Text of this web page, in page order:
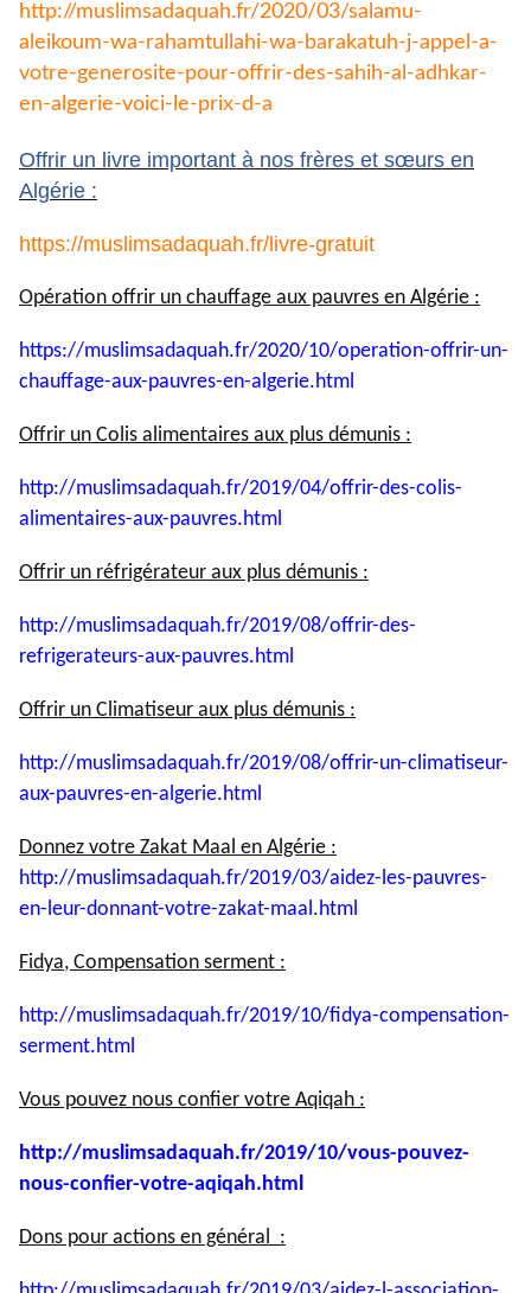
http://muslimsadaquah.fr/2020/03/salamu-
aleikoum-wa-rahamtullahi-wa-barakatuh-j-appel-a-
votre-generosite-pour-offrir-des-sahih-al-adhkar-
en-algerie-voici-le-prix-d-a
Offrir un livre important à nos frères et sœurs en
Algérie :
https://muslimsadaquah.fr/ livre-gratuit
Opération offrir un chauffage aux pauvres en Algérie :
https://muslimsadaquah.fr/2020/10/operation-offrir-un-
chauffage-aux-pauvres-en-algerie.html
Offrir un Colis alimentaires aux plus démunis :
http://muslimsadaquah.fr/2019/04/offrir-des-colis-
alimentaires-aux-pauvres.html
Offrir un réfrigérateur aux plus démunis :
http://muslimsadaquah.fr/2019/08/offrir-des-
refrigerateurs-aux-pauvres.html
Offrir un Climatiseur aux plus démunis :
http://muslimsadaquah.fr/2019/08/offrir-un-climatiseur-
aux-pauvres-en-algerie.html
Donnez votre Zakat Maal en Algérie :
http://muslimsadaquah.fr/2019/03/aidez-les-pauvres-
en-leur-donnant-votre-zakat-maal.html
Fidya, Compensation serment :
http://muslimsadaquah.fr/2019/10/fidya-compensation-
serment.html
Vous pouvez nous confier votre Aqiqah :
http://muslimsadaquah.fr/2019/10/vous-pouvez-
nous-confier-votre-aqiqah.html
Dons pour actions en général :